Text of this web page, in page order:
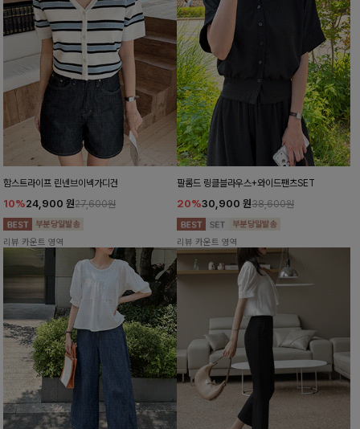
함스트라이프 린넨브이넥가디건
10%24,900 원27,600원
리뷰 카운트 영역
팔롬드 링클블라우스+와이드팬츠SET
20%30,900 원38,600원
리뷰 카운트 영역